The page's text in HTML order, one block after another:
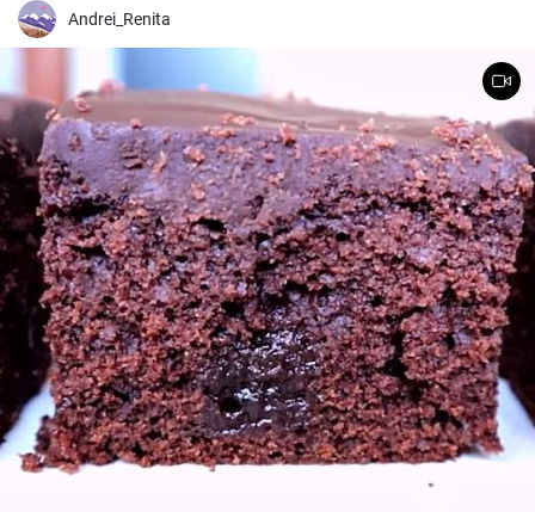
Andrei_Renita